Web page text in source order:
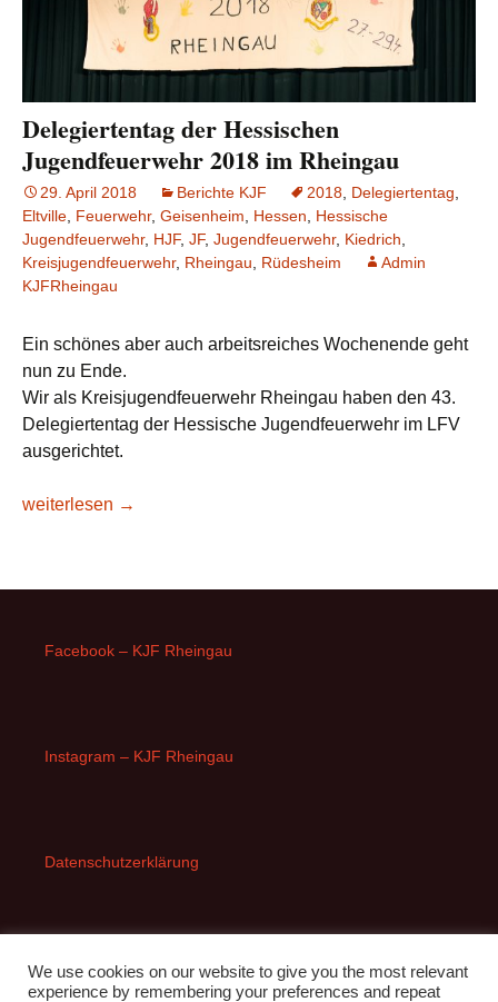
Delegiertentag der Hessischen
Jugendfeuerwehr 2018 im Rheingau
29. April 2018 Berichte KJF 2018 Delegiertentag
Eltville Feuerwehr, Geisenheim Hessen
Hessische
Jugendfeuerwehr, HJF, JF, Jugendfeuerwehr, Kiedrich
Kreisjugendfeuerwehr, Rheingau Rüdesheim
Admin
KJFRheingau
Ein schönes aber auch arbeitsreiches Wochenende geht
nun zu Ende.
Wir als Kreisjugendfeuerwehr Rheingau haben den 43.
Delegiertentag der Hessische Jugendfeuerwehr im LFV
ausgerichtet.
Delegiertentag der Hessischen Jugendfeuerwehr 2018 im
weiterlesen →
Facebook – KJF Rheingau
Instagram – KJF Rheingau
Datenschutzerklärung
Impressum
We use cookies on our website to give you the most relevant
experience by remembering your preferences and repeat